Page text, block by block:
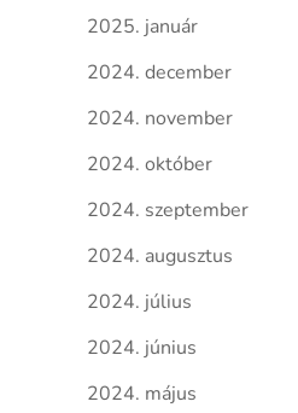
2025. január
2024. december
2024. november
2024. október
2024. szeptember
2024. augusztus
2024. július
2024. június
2024. május